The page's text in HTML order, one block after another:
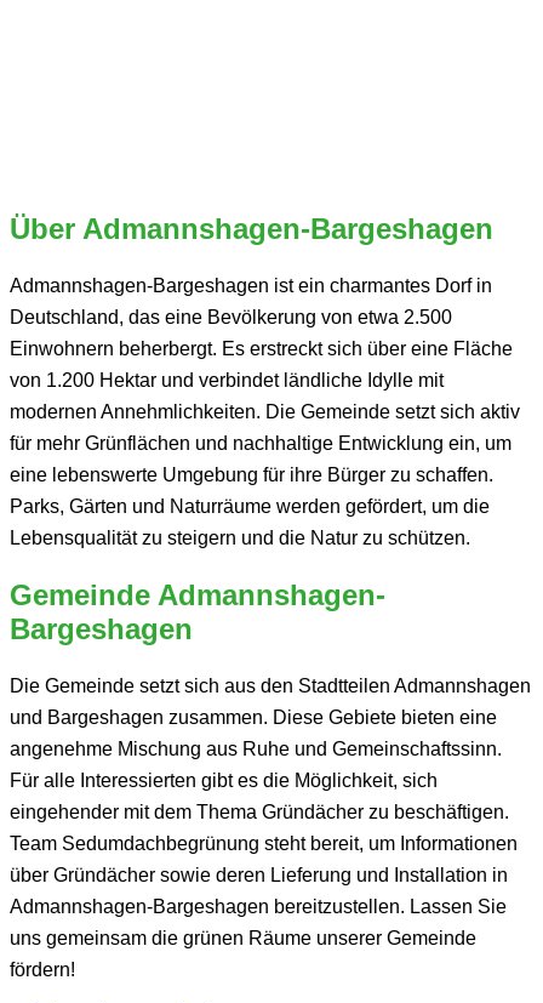
Über Admannshagen-Bargeshagen
Admannshagen-Bargeshagen ist ein charmantes Dorf in
Deutschland, das eine Bevölkerung von etwa 2.500
Einwohnern beherbergt. Es erstreckt sich über eine Fläche
von 1.200 Hektar und verbindet ländliche Idylle mit
modernen Annehmlichkeiten. Die Gemeinde setzt sich aktiv
für mehr Grünflächen und nachhaltige Entwicklung ein, um
eine lebenswerte Umgebung für ihre Bürger zu schaffen.
Parks, Gärten und Naturräume werden gefördert, um die
Lebensqualität zu steigern und die Natur zu schützen.
Gemeinde Admannshagen-
Bargeshagen
Die Gemeinde setzt sich aus den Stadtteilen Admannshagen
und Bargeshagen zusammen. Diese Gebiete bieten eine
angenehme Mischung aus Ruhe und Gemeinschaftssinn.
Für alle Interessierten gibt es die Möglichkeit, sich
eingehender mit dem Thema Gründächer zu beschäftigen.
Team Sedumdachbegrünung steht bereit, um Informationen
über Gründächer sowie deren Lieferung und Installation in
Admannshagen-Bargeshagen bereitzustellen. Lassen Sie
uns gemeinsam die grünen Räume unserer Gemeinde
fördern!